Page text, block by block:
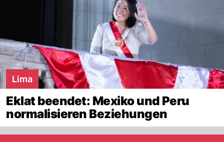
Lima
Eklat beendet: Mexiko und Peru
normalisieren Beziehungen